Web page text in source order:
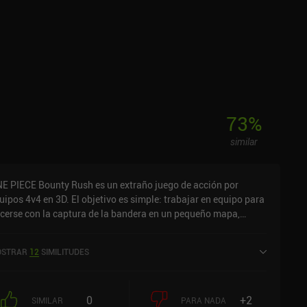
73%
similar
PIECE Bounty Rush es un extraño juego de acción por
4v4 en 3D. El objetivo es simple: trabajar en equipo para
con la captura de la bandera en un pequeño mapa,
es lenta, los controles mediocres y el consumo de
combates online en tiempo real hacen que sea casi imposible
12 SIMILITUDES
SIMILAR 0 PARA NADA +2